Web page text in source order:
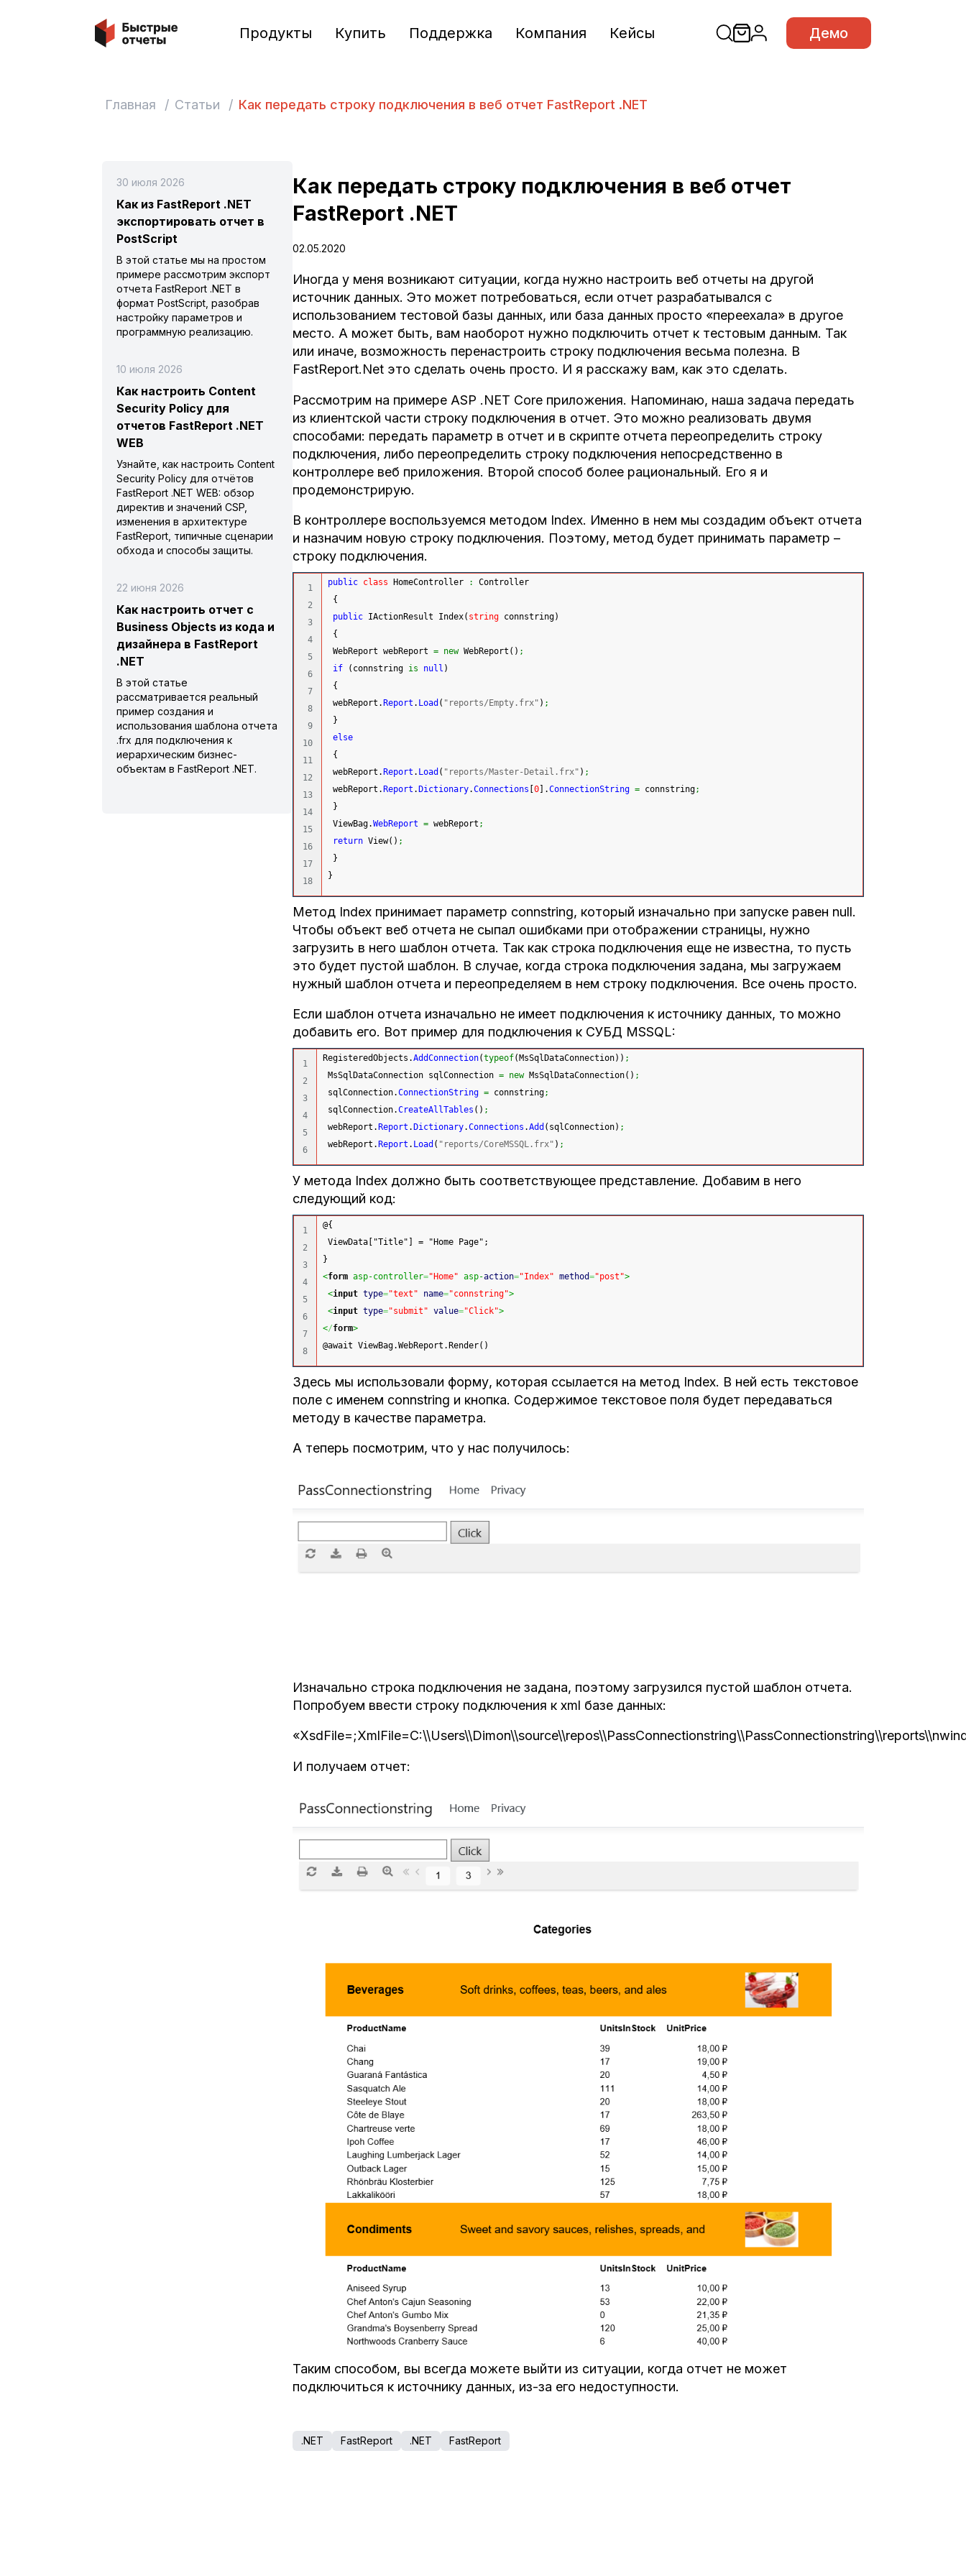
Быстрые отчеты Продукты Купить Поддержка Компания Кейсы Демо
Главная / Статьи / Как передать строку подключения в веб отчет FastReport .NET
Как передать строку подключения в веб отчет
FastReport .NET
02.05.2020
Иногда у меня возникают ситуации, когда нужно настроить веб отчеты на другой
источник данных. Это может потребоваться, если отчет разрабатывался с
использованием тестовой базы данных, или база данных просто «переехала» в другое
место. А может быть, вам наоборот нужно подключить отчет к тестовым данным. Так
или иначе, возможность перенастроить строку подключения весьма полезна. В
FastReport.Net это сделать очень просто. И я расскажу вам, как это сделать.
Рассмотрим на примере ASP .NET Core приложения. Напоминаю, наша задача передать
из клиентской части строку подключения в отчет. Это можно реализовать двумя
способами: передать параметр в отчет и в скрипте отчета переопределить строку
подключения, либо переопределить строку подключения непосредственно в
контроллере веб приложения. Второй способ более рациональный. Его я и
продемонстрирую.
В контроллере воспользуемся методом Index. Именно в нем мы создадим объект отчета
и назначим новую строку подключения. Поэтому, метод будет принимать параметр –
строку подключения.
1
2
3
4
5
6
7
8
9
10
11
12
13
14
15
16
17
public class HomeController :
Controller
{
public IActionResult Index( string connstring)
{
WebReport webReport = new WebReport ( ) ;
if
( connstring is null )
{
webReport.Report . Load ( "reports/Empty.frx" ) ;
}
else
{
webReport.Report . Load ( "reports/Master-Detail.frx" ) ;
webReport.Report .Dictionary.Connections [0] .ConnectionString = connstring;
}
ViewBag.WebReport = webReport ;
return View( ) ;
}
}
Метод Index принимает параметр connstring, который изначально при запуске равен null.
Чтобы объект веб отчета не сыпал ошибками при отображении страницы, нужно
загрузить в него шаблон отчета. Так как строка подключения еще не известна, то пусть
это будет пустой шаблон. В случае, когда строка подключения задана, мы загружаем
нужный шаблон отчета и переопределяем в нем строку подключения. Все очень просто.
Если шаблон отчета изначально не имеет подключения к источнику данных, то можно
добавить его. Вот пример для подключения к СУБД MSSQL:
1
2
3
4
5
RegisteredObjects.AddConnection(typeof( MsSqlDataConnection) ) ;
MsSqlDataConnection sqlConnection = new MsSqlDataConnection( ) ;
sqlConnection.ConnectionString = connstring;
sqlConnection.CreateAllTables ( ) ;
webReport. Report . Dictionary.Connections .Add ( sqlConnection) ;
webReport. Report . Load ( "reports/CoreMSSQL.frx" ) ;
У метода Index должно быть соответствующее представление. Добавим в него
следующий код:
1
2
3
4
5
6
7
@{
ViewData["Title"] = "Home Page";
}
<form asp-controller="Home" asp-action="Index" method="post">
<input type="text" name="connstring">
<input type="submit" value="Click">
</form>
@await ViewBag.WebReport.Render()
Здесь мы использовали форму, которая ссылается на метод Index. В ней есть текстовое
поле с именем connstring и кнопка. Содержимое текстовое поля будет передаваться
методу в качестве параметра.
А теперь посмотрим, что у нас получилось:
Изначально строка подключения не задана, поэтому загрузился пустой шаблон отчета.
Попробуем ввести строку подключения к xml базе данных:
И получаем отчет:
Таким способом, вы всегда можете выйти из ситуации, когда отчет не может
подключиться к источнику данных, из-за его недоступности.
.NET FastReport .NET FastReport
30 июля 2026
Как из FastReport .NET
экспортировать отчет в
PostScript
В этой статье мы на простом
примере рассмотрим экспорт
отчета FastReport .NET в
формат PostScript, разобрав
настройку параметров и
программную реализацию.
10 июля 2026
Как настроить Content
Security Policy для
отчетов FastReport .NET
WEB
Узнайте, как настроить Content
Security Policy для отчётов
FastReport .NET WEB: обзор
директив и значений CSP,
изменения в архитектуре
FastReport, типичные сценарии
обхода и способы защиты.
22 июня 2026
Как настроить отчет с
Business Objects из кода и
дизайнера в FastReport
.NET
В этой статье
рассматривается реальный
пример создания и
использования шаблона отчета
.frx для подключения к
иерархическим бизнес-
объектам в FastReport .NET.